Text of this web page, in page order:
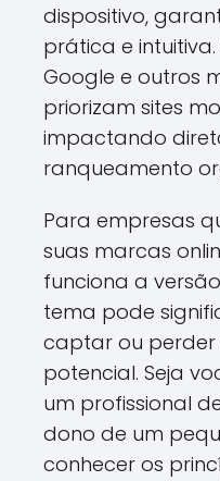
dispositivo,
prática e
Google e outros
priorizam sites
impactando
ranqueamento
Para empresas
suas marcas
funciona a
tema pode
captar ou perder
potencial. Seja
um profissional
dono de um
conhecer os